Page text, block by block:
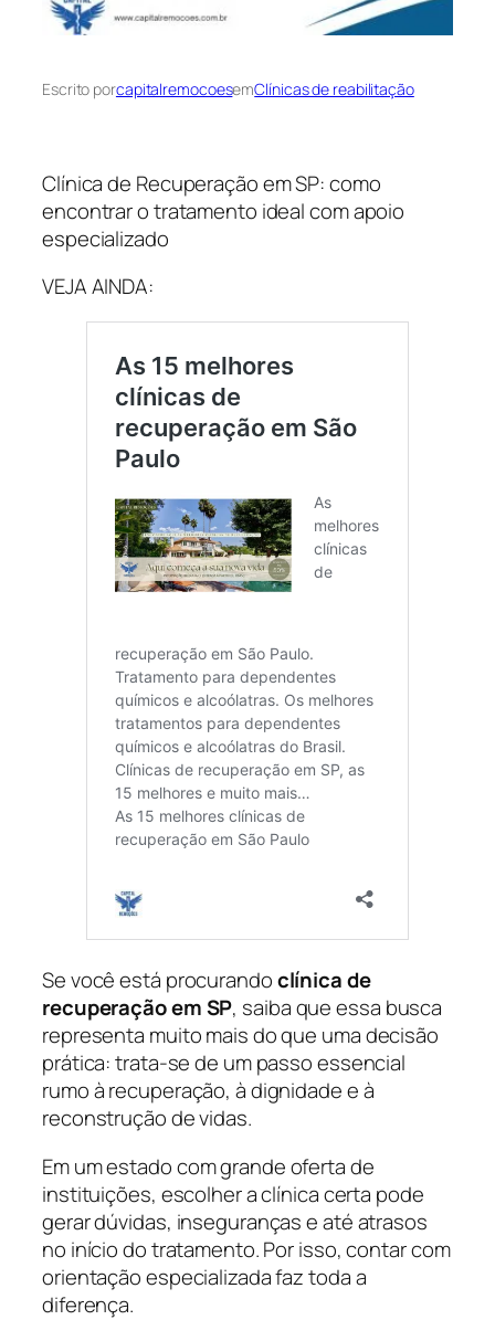
Escrito porcapitalremocoesemClínicas de reabilitação
Clínica de Recuperação em SP: como
encontrar o tratamento ideal com apoio
especializado
VEJA AINDA:
Se você está procurandoclínica de
recuperação em SP, saiba que essa busca
representa muito mais do que uma decisão
prática: trata-se de um passo essencial
rumo à recuperação, à dignidade e à
reconstrução de vidas.
Em um estado com grande oferta de
instituições, escolher a clínica certa pode
gerar dúvidas, inseguranças e até atrasos
no início do tratamento. Por isso, contar com
orientação especializada faz toda a
diferença.